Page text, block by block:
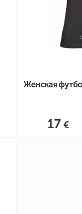
Женская
17